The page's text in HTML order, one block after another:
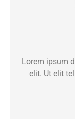
Lorem ipsum
elit. Ut elit